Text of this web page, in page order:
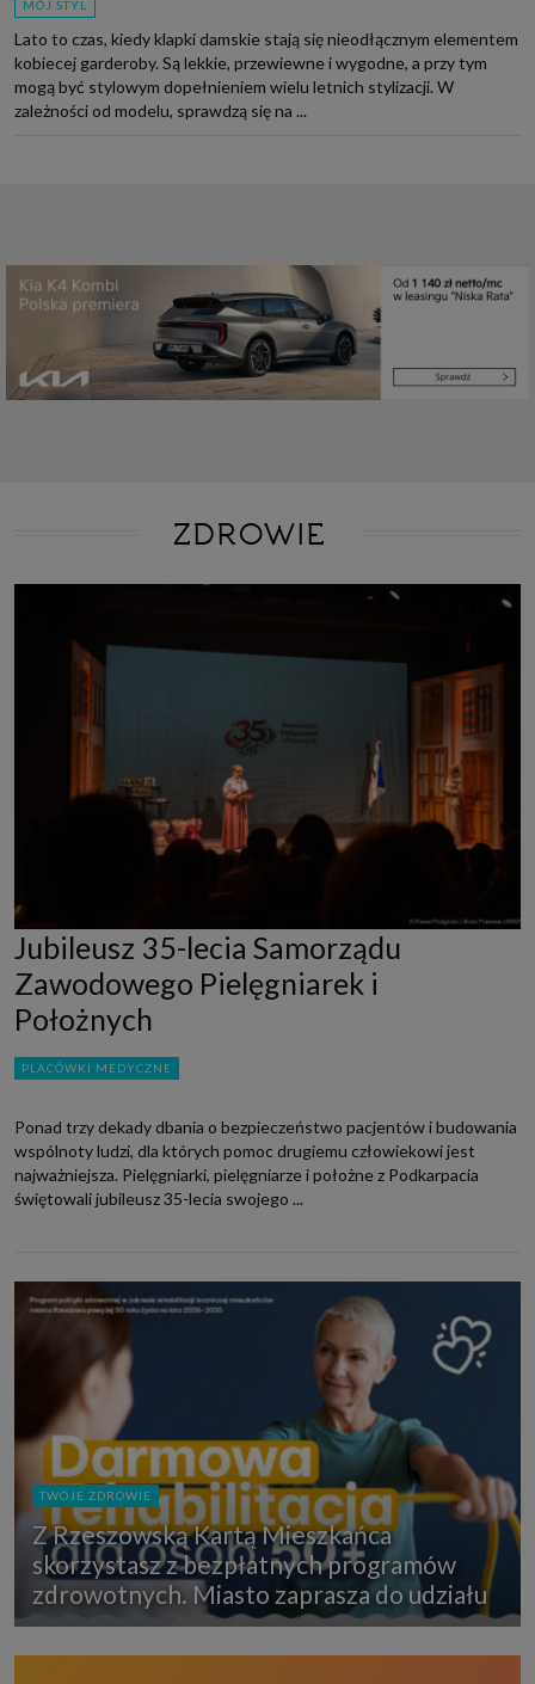
MÓJ STYL
Lato to czas, kiedy klapki damskie stają się nieodłącznym elementem
kobiecej garderoby. Są lekkie, przewiewne i wygodne, a przy tym
mogą być stylowym dopełnieniem wielu letnich stylizacji. W
zależności od modelu, sprawdzą się na ...
ZDROWIE
Jubileusz 35-lecia Samorządu
Zawodowego Pielęgniarek i
Położnych
PLACÓWKI MEDYCZNE
Ponad trzy dekady dbania o bezpieczeństwo pacjentów i budowania
wspólnoty ludzi, dla których pomoc drugiemu człowiekowi jest
najważniejsza. Pielęgniarki, pielęgniarze i położne z Podkarpacia
świętowali jubileusz 35-lecia swojego ...
TWOJE ZDROWIE
Z Rzeszowską Kartą Mieszkańca
skorzystasz z bezpłatnych programów
zdrowotnych. Miasto zaprasza do udziału